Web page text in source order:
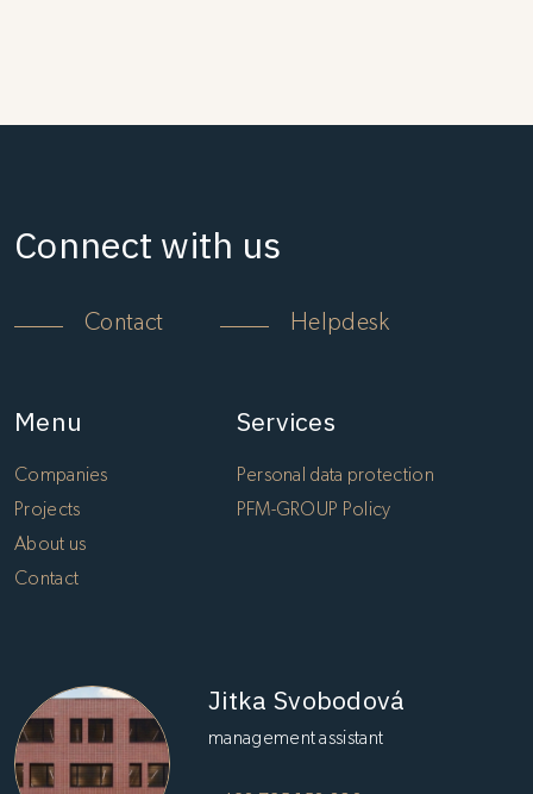
Connect with us
Contact Helpdesk
Menu
Companies
Projects
About us
Contact
Services
Personal data protection
PFM-GROUP Policy
Jitka Svobodová
management assistant